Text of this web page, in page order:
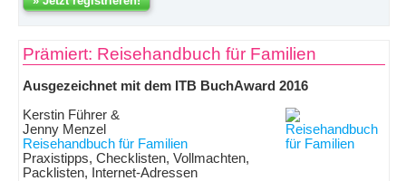
Prämiert: Reisehandbuch für Familien
Ausgezeichnet mit dem ITB BuchAward 2016
Kerstin Führer &
Jenny Menzel
Reisehandbuch für Familien
Praxistipps, Checklisten, Vollmachten,
Packlisten, Internet-Adressen